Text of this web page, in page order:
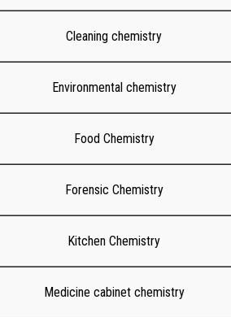
Cleaning chemistry
Environmental chemistry
Food Chemistry
Forensic Chemistry
Kitchen Chemistry
Medicine cabinet chemistry